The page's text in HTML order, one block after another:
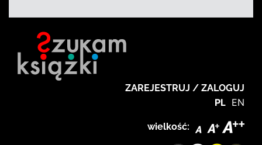
ZAREJESTRUJ / ZALOGUJ
PL EN
wielkość: